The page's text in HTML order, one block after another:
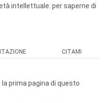
intellettuale: per saperne di
CITAMI
prima pagina di questo